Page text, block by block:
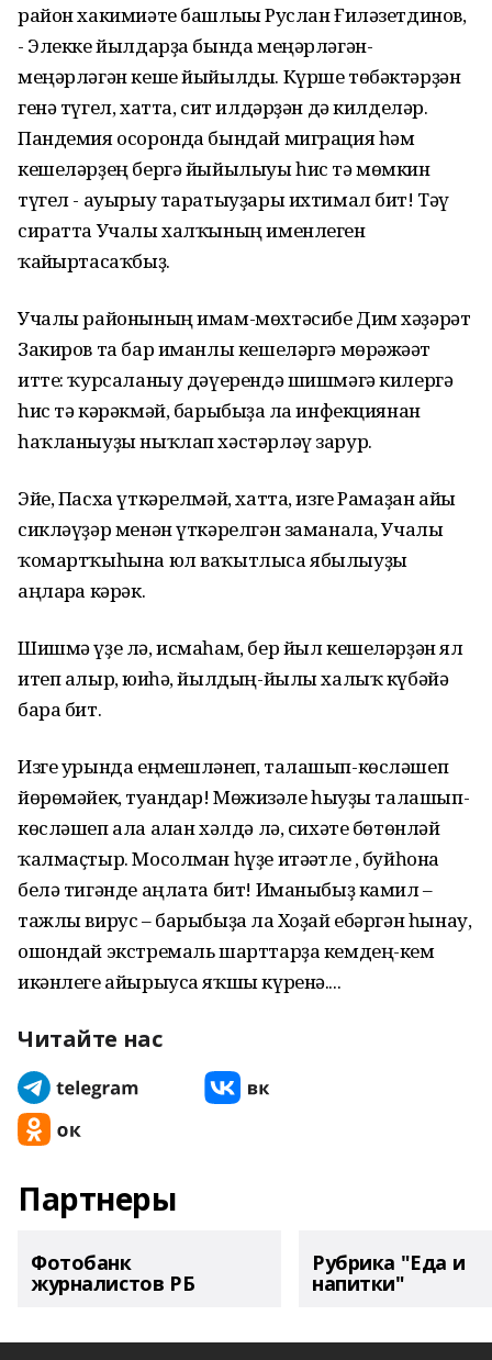
район хакимиәте башлығы Руслан Ғиләзетдинов,
- Элекке йылдарҙа бында меңәрләгән-
меңәрләгән кеше йыйылды. Күрше төбәктәрҙән
генә түгел, хатта, сит илдәрҙән дә килделәр.
Пандемия осоронда бындай миграция һәм
кешеләрҙең бергә йыйылыуы һис тә мөмкин
түгел - ауырыу таратыуҙары ихтимал бит! Тәү
сиратта Учалы халҡының именлеген
ҡайғыртасаҡбыҙ.
Учалы районының имам-мөхтәсибе Дим хәҙәрәт
Закиров та бар иманлы кешеләргә мөрәжәғәт
итте: ҡурсаланыу дәүерендә шишмәгә килергә
һис тә кәрәкмәй, барыбыҙға ла инфекциянан
һаҡланыуҙы ныҡлап хәстәрләү зарур.
Эйе, Пасха үткәрелмәй, хатта, изге Рамаҙан айы
сикләүҙәр менән үткәрелгән заманала, Учалы
ҡомартҡыһына юл ваҡытлыса ябылыуҙы
аңларға кәрәк.
Шишмә үҙе лә, исмаһам, бер йыл кешеләрҙән ял
итеп алыр, юғиһә, йылдың-йылы халыҡ күбәйә
бара бит.
Изге урында еңмешләнеп, талашып-көсләшеп
йөрөмәйек, туғандар! Мөғжизәле һыуҙы талашып-
көсләшеп ала алған хәлдә лә, сихәте бөтөнләй
ҡалмаҫтыр. Мосолман һүҙе итәғәтле , буйһона
белә тигәнде аңлата бит! Иманыбыҙ камил –
тажлы вирус – барыбыҙға ла Хоҙай ебәргән һынау,
ошондай экстремаль шарттарҙа кемдең-кем
икәнлеге айырыуса яҡшы күренә....
Читайте нас
Партнеры
Фотобанк
журналистов РБ
Рубрика "Еда и
напитки"